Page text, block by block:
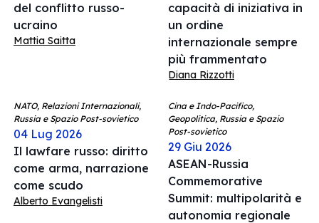
del conflitto russo-
ucraino
Mattia Saitta
capacità di iniziativa in
un ordine
internazionale sempre
più frammentato
Diana Rizzotti
NATO, Relazioni Internazionali,
Russia e Spazio Post-sovietico
04 Lug 2026
Il lawfare russo: diritto
come arma, narrazione
come scudo
Alberto Evangelisti
Cina e Indo-Pacifico,
Geopolitica, Russia e Spazio
Post-sovietico
29 Giu 2026
ASEAN-Russia
Commemorative
Summit: multipolarità e
autonomia regionale